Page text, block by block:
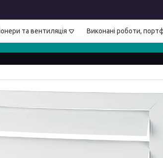
та вентиляція Виконані роботи,